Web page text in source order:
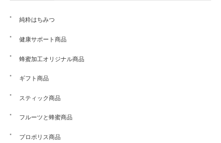
純粋はちみつ
健康サポート商品
蜂蜜加工オリジナル商品
ギフト商品
スティック商品
フルーツと蜂蜜商品
プロポリス商品